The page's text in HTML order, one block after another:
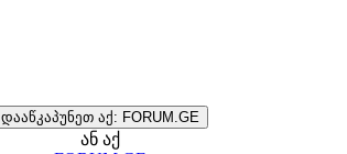
დააწკაპუნეთ აქ: FORUM.GE
ან აქ